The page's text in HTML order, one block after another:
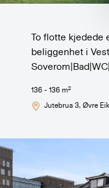
To flotte kjedede
beliggenhet i
136 - 136 m2
Jutebrua 3, Øvre